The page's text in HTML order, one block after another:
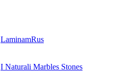
LaminamRus
I Naturali Marbles Stones